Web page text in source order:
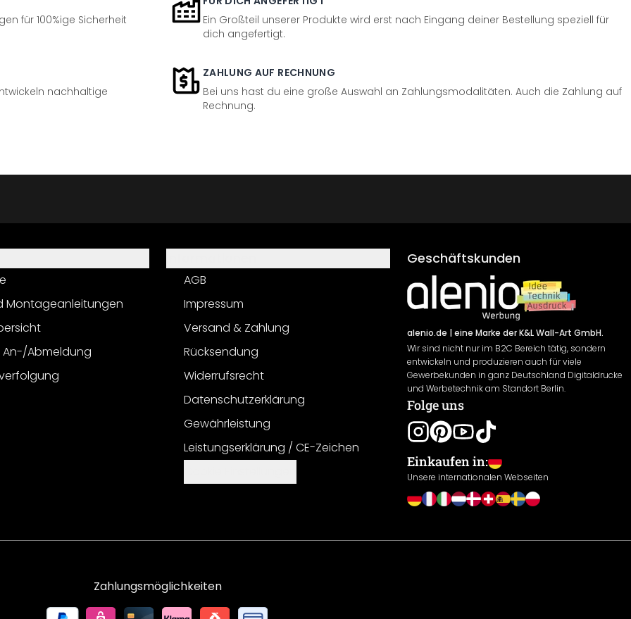
für 100%ige Sicherheit
Ein Großteil unserer Produkte wird erst nach Eingang deiner Bestellung speziell für
dich angefertigt.
nachhaltige
ZAHLUNG AUF RECHNUNG
Bei uns hast du eine große Auswahl an Zahlungsmodalitäten. Auch die Zahlung auf
Rechnung.
Montageanleitungen
An-/Abmeldung
AGB
Impressum
Versand & Zahlung
Rücksendung
Widerrufsrecht
Datenschutzerklärung
Gewährleistung
Leistungserklärung / CE-Zeichen
Geschäftskunden
alenio.de | eine Marke der K&L Wall-Art GmbH.
Wir sind nicht nur im B2C Bereich tätig, sondern
entwickeln und produzieren auch für viele
Gewerbekunden in ganz Deutschland Digitaldrucke
und Werbetechnik am Standort Berlin.
Folge uns
Einkaufen in:
Unsere internationalen Webseiten
Zahlungsmöglichkeiten